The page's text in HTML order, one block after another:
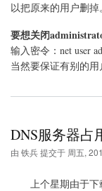
以把原来的用户删掉。
要想关闭
输入密令：net user
当然要保证有别的用
DNS服务器占
由 铁兵提交于 周五,
上个星期由于下